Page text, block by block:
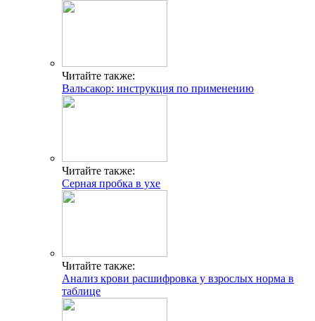
Читайте также:
Вальсакор: инструкция по применению
Читайте также:
Серная пробка в ухе
Читайте также:
Анализ крови расшифровка у взрослых норма в
таблице